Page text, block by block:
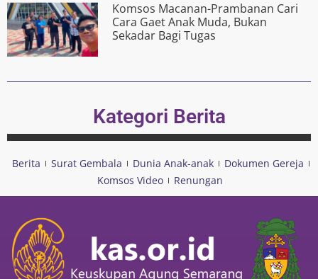
Komsos Macanan-Prambanan Cari
Cara Gaet Anak Muda, Bukan
Sekadar Bagi Tugas
Kategori Berita
Berita Surat Gembala Dunia Anak-anak
Dokumen Gereja
Komsos Video
Renungan